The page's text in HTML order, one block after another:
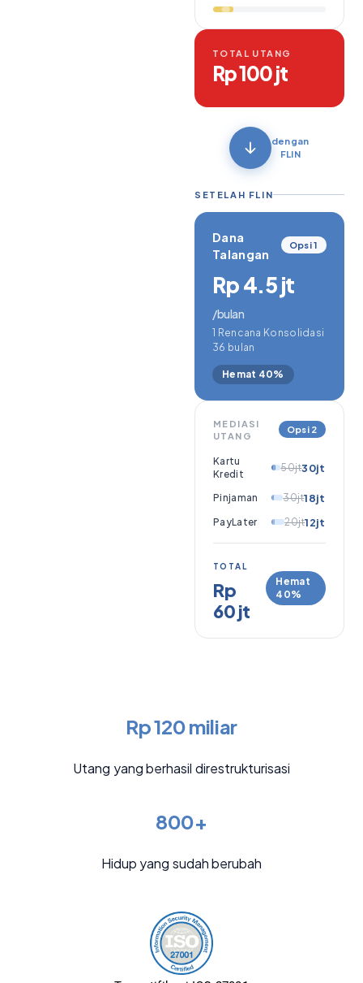
TOTAL UTANG
Rp 100 jt
dengan
FLIN
SETELAH FLIN
Dana
Talangan
Opsi 1
Rp 4.5 jt
/bulan
1 Rencana Konsolidasi
36 bulan
Hemat 40%
MEDIASI
UTANG
Opsi 2
Kartu
Kredit
50jt30jt
Pinjaman 30jt18jt
PayLater 20jt12jt
TOTAL
Rp
60 jt
Hemat
40%
Rp 120 miliar
Utang yang berhasil direstrukturisasi
800+
Hidup yang sudah berubah